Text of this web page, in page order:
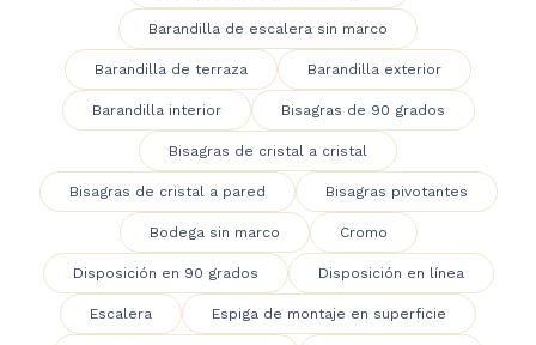
Barandilla de escalera sin marco
Barandilla de terraza Barandilla exterior
Barandilla interior Bisagras de 90 grados
Bisagras de cristal a cristal
Bisagras de cristal a pared Bisagras pivotantes
Bodega sin marco Cromo
Disposición en 90 grados Disposición en línea
Escalera Espiga de montaje en superficie